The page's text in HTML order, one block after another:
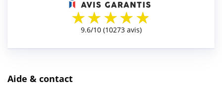
Aide & contact